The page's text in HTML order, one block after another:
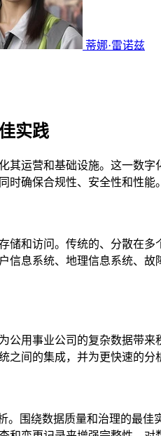
蒂娜·雷诺兹
实践
其运营和基础设施。这一数
时确保合规性、安全性和性
储和访问。传统的、分散在
信息系统、地理信息系统、
公用事业公司的复杂数据带
之间的集成，并为更快速的
围绕数据质量和治理的最